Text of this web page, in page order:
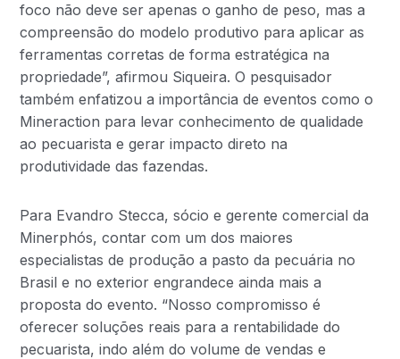
foco não deve ser apenas o ganho de peso, mas a
compreensão do modelo produtivo para aplicar as
ferramentas corretas de forma estratégica na
propriedade”, afirmou Siqueira. O pesquisador
também enfatizou a importância de eventos como o
Mineraction para levar conhecimento de qualidade
ao pecuarista e gerar impacto direto na
produtividade das fazendas.
Para Evandro Stecca, sócio e gerente comercial da
Minerphós, contar com um dos maiores
especialistas de produção a pasto da pecuária no
Brasil e no exterior engrandece ainda mais a
proposta do evento. “Nosso compromisso é
oferecer soluções reais para a rentabilidade do
pecuarista, indo além do volume de vendas e